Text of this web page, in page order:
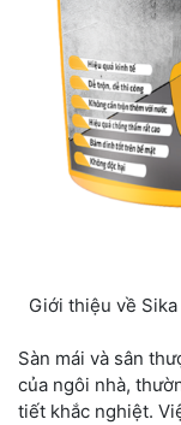
Giới thiệu về
Sàn mái và sân
của ngôi nhà,
tiết khắc nghiệt.